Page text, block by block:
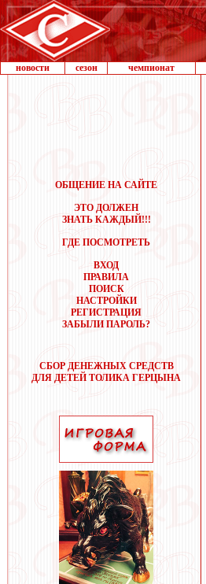
новости сезон чемпионат
ОБЩЕНИЕ НА САЙТЕ
ЭТО ДОЛЖЕН
ЗНАТЬ КАЖДЫЙ!!!
ГДЕ ПОСМОТРЕТЬ
ВХОД
ПРАВИЛА
ПОИСК
НАСТРОЙКИ
РЕГИСТРАЦИЯ
ЗАБЫЛИ ПАРОЛЬ?
СБОР ДЕНЕЖНЫХ СРЕДСТВ
ДЛЯ ДЕТЕЙ ТОЛИКА ГЕРЦЫНА